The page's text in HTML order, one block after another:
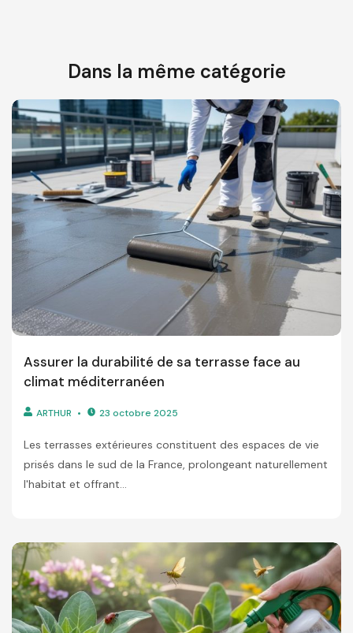
Dans la même catégorie
Assurer la durabilité de sa terrasse face au
climat méditerranéen
ARTHUR 23 octobre 2025
Les terrasses extérieures constituent des espaces de vie
prisés dans le sud de la France, prolongeant naturellement
l'habitat et offrant...